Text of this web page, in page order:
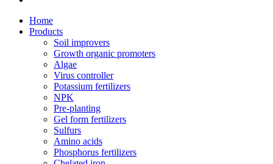
Home
Products
Soil improvers
Growth organic promoters
Algae
Virus controller
Potassium fertilizers
NPK
Pre-planting
Gel form fertilizers
Sulfurs
Amino acids
Phosphorus fertilizers